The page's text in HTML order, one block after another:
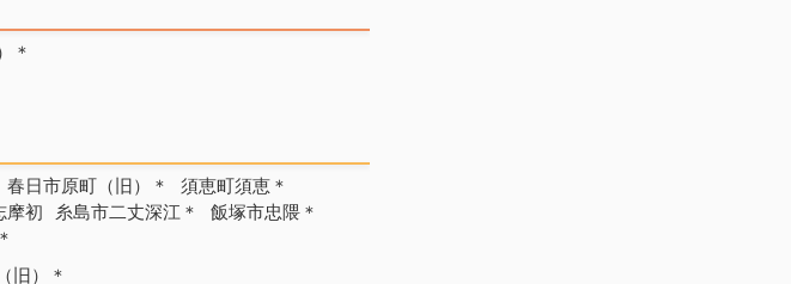
＊
春日市原町（旧）＊
須恵町須恵＊
摩初 糸島市二丈深江＊
飯塚市忠隈＊
旧）＊